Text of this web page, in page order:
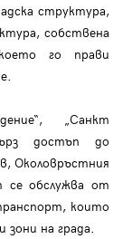
структура,
собствена
го прави
„Санкт
достъп до
Околовръстния
се обслужва от
които
на града.